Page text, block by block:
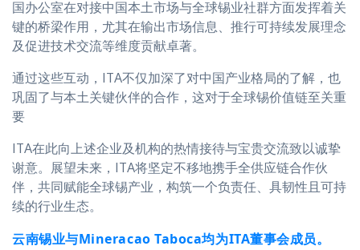
国办公室在对接中国本土市场与全球锡业社群方面发挥着关
键的桥梁作用，尤其在输出市场信息、推行可持续发展理念
及促进技术交流等维度贡献卓著。
通过这些互动，ITA不仅加深了对中国产业格局的了解，也
巩固了与本土关键伙伴的合作，这对于全球锡价值链至关重
要
ITA在此向上述企业及机构的热情接待与宝贵交流致以诚挚
谢意。展望未来，ITA将坚定不移地携手全供应链合作伙
伴，共同赋能全球锡产业，构筑一个负责任、具韧性且可持
续的行业生态。
云南锡业与Mineracao Taboca均为ITA董事会成员。